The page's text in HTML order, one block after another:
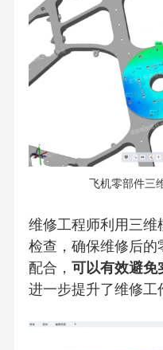
飞机零部件三
维修工程师利用三
检查，确保维修后
配合，可以有效避免
进一步提升了维修工